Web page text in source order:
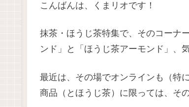
こんばんは、くまリオです！
抹茶・ほうじ茶特集で、そのコーナ
ンド」と「ほうじ茶アーモンド」、
最近は、その場でオンラインも（特
商品（とほうじ茶）に限っては、そ